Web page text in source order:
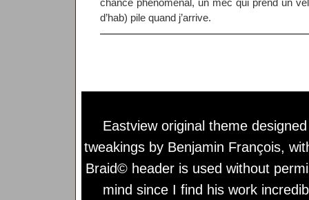
chance phénoménal, un mec qui prend un
d’hab) pile quand j’arrive.
Eastview original theme
tweakings by Benjamin François,
Braid© header is used without
mind since I find his work